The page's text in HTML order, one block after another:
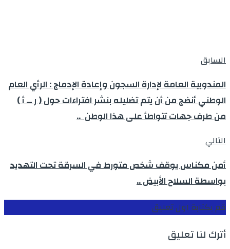
السابق
المندوبية العامة لإدارة السجون وإعادة الإدماج : الرأي العام
الوطني أنضج من أن يتم تضليله بنشر افتراءات حول ( ر ــ أ )
من طرف جهات تتواطأ على هذا الوطن ..
التالي
أمن مكناس يوقف شخص متورط في السرقة تحت التهديد
بواسطة السلاح الأبيض ..
قم بكتابة اول تعليق
أترك لنا تعليق